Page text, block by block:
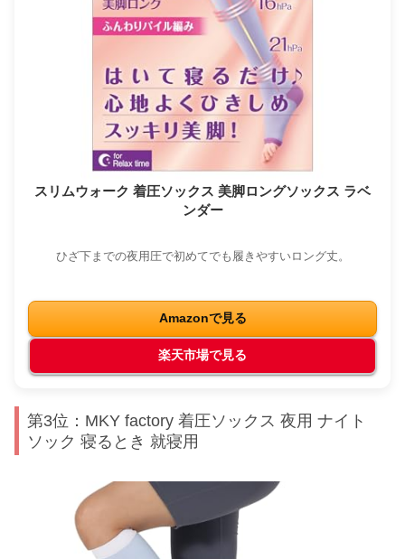
スリムウォーク 着圧ソックス 美脚ロングソックス ラベ
ンダー
ひざ下までの夜用圧で初めてでも履きやすいロング丈。
Amazonで見る
楽天市場で見る
第3位：MKY factory 着圧ソックス 夜用 ナイト
ソック 寝るとき 就寝用